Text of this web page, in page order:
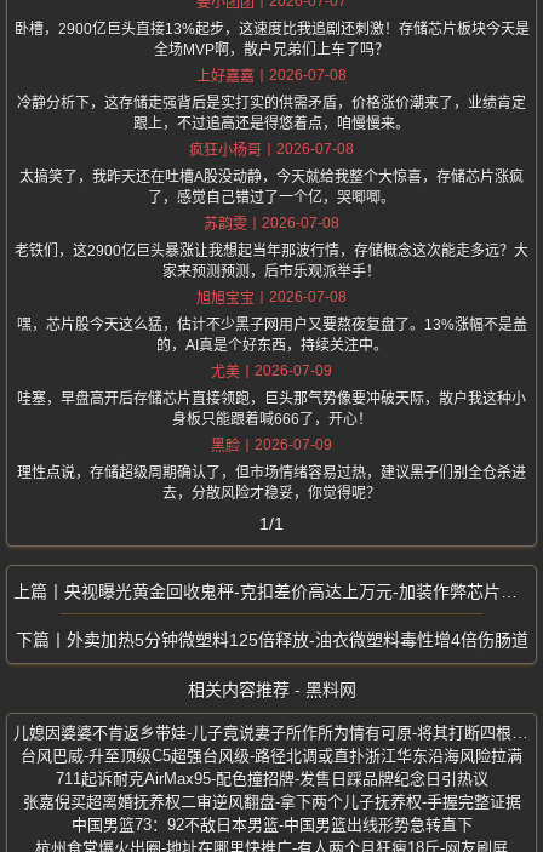
卧槽，2900亿巨头直接13%起步，这速度比我追剧还刺激！存储芯片板块今天是
全场MVP啊，散户兄弟们上车了吗？
上好嘉嘉
2026-07-08
冷静分析下，这存储走强背后是实打实的供需矛盾，价格涨价潮来了，业绩肯定
跟上，不过追高还是得悠着点，咱慢慢来。
疯狂小杨哥
2026-07-08
太搞笑了，我昨天还在吐槽A股没动静，今天就给我整个大惊喜，存储芯片涨疯
了，感觉自己错过了一个亿，哭唧唧。
苏韵雯
2026-07-08
老铁们，这2900亿巨头暴涨让我想起当年那波行情，存储概念这次能走多远？大
家来预测预测，后市乐观派举手！
旭旭宝宝
2026-07-08
嘿，芯片股今天这么猛，估计不少黑子网用户又要熬夜复盘了。13%涨幅不是盖
的，AI真是个好东西，持续关注中。
尤美
2026-07-09
哇塞，早盘高开后存储芯片直接领跑，巨头那气势像要冲破天际，散户我这种小
身板只能跟着喊666了，开心！
黑脸
2026-07-09
理性点说，存储超级周期确认了，但市场情绪容易过热，建议黑子们别全仓杀进
去，分散风险才稳妥，你觉得呢？
1/1
央视曝光黄金回收鬼秤-克扣差价高达上万元-加装作弊芯片远程篡改称重数据
外卖加热5分钟微塑料125倍释放-油衣微塑料毒性增4倍伤肠道
相关内容推荐 - 黑料网
台风巴威-升至顶级C5超强台风级-路径北调或直扑浙江华东沿海风险拉满
711起诉耐克AirMax95-配色撞招牌-发售日踩品牌纪念日引热议
张嘉倪买超离婚抚养权二审逆风翻盘-拿下两个儿子抚养权-手握完整证据
中国男篮73：92不敌日本男篮-中国男篮出线形势急转直下
杭州食堂爆火出圈-地址在哪里快推广-有人两个月狂瘦18斤-网友刷屏